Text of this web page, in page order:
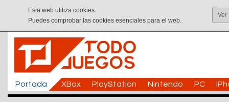
Esta web utiliza cookies.
Puedes comprobar las cookies esenciales para el web.
Ver
Portada XBox PlayStation Nintendo PC